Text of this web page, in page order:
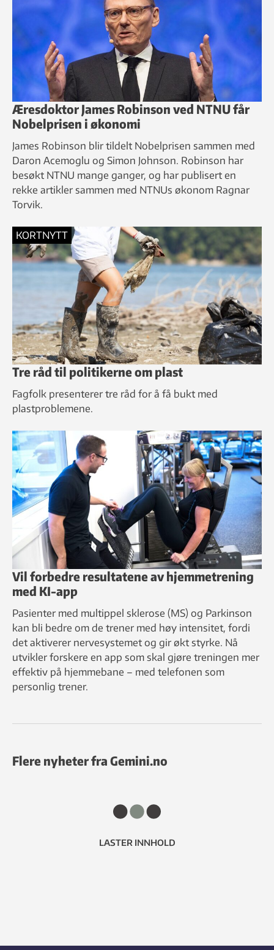
Æresdoktor James Robinson ved NTNU får
Nobelprisen i økonomi
James Robinson blir tildelt Nobelprisen sammen med
Daron Acemoglu og Simon Johnson. Robinson har
besøkt NTNU mange ganger, og har publisert en
rekke artikler sammen med NTNUs økonom Ragnar
Torvik.
KORTNYTT
Tre råd til politikerne om plast
Fagfolk presenterer tre råd for å få bukt med
plastproblemene.
Vil forbedre resultatene av hjemmetrening
med KI-app
Pasienter med multippel sklerose (MS) og Parkinson
kan bli bedre om de trener med høy intensitet, fordi
det aktiverer nervesystemet og gir økt styrke. Nå
utvikler forskere en app som skal gjøre treningen mer
effektiv på hjemmebane – med telefonen som
personlig trener.
Flere nyheter fra Gemini.no
LASTER INNHOLD